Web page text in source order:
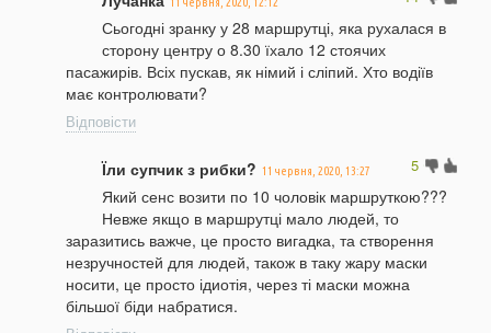
Сьогодні зранку у 28 маршрутці, яка рухалася в
сторону центру о 8.30 їхало 12 стоячих
пасажирів. Всіх пускав, як німий і сліпий. Хто водіїв
має контролювати?
Відповісти
5
Їли супчик з рибки? 11 червня, 2020, 13:27
Який сенс возити по 10 чоловік маршруткою???
Невже якщо в маршрутці мало людей, то
заразитись важче, це просто вигадка, та створення
незручностей для людей, також в таку жару маски
носити, це просто ідиотія, через ті маски можна
більшої біди набратися.